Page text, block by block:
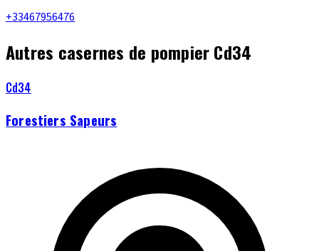
+33467956476
Autres casernes de pompier Cd34
Cd34
Forestiers Sapeurs